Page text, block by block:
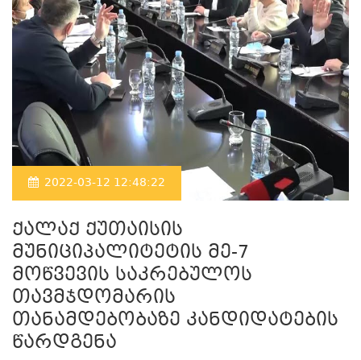
2022-03-12 12:48:22
ქალაქ ქუთაისის
მუნიციპალიტეტის მე-7
მოწვევის საკრებულოს
თავმჯდომარის
თანამდებობაზე კანდიდატების
წარდგენა